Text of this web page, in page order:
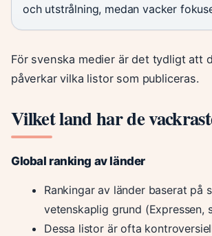
och utstrålning, medan vacker
För svenska medier är det tydligt att
påverkar vilka listor som publiceras.
Vilket land har de
Global ranking av länder
Rankingar av länder baserat på
vetenskaplig grund (Expressen,
Dessa listor är ofta